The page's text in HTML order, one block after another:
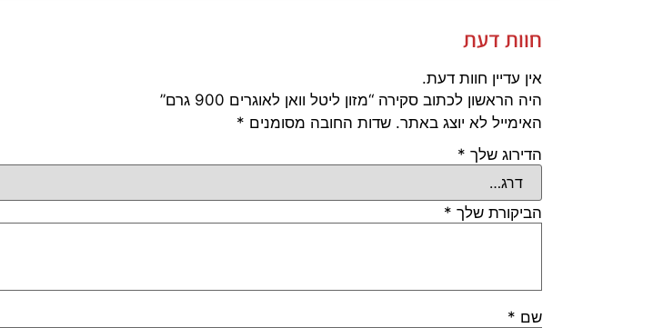
חוות דעת
אין עדיין חוות דעת.
היה הראשון לכתוב סקירה “מזון ליטל וואן לאוגרים 900 גרם”
האימייל לא יוצג באתר. שדות החובה מסומנים *
הדירוג שלך *
הביקורת שלך *
שם *